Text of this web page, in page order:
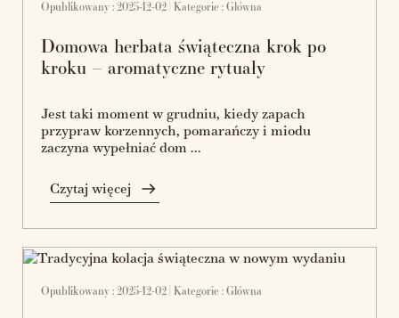
Domowa herbata świąteczna krok po
kroku – aromatyczne rytuały
Opublikowany : 2025-12-02 | Kategorie : Główna
Jest taki moment w grudniu, kiedy zapach
przypraw korzennych, pomarańczy i miodu
zaczyna wypełniać dom ...
Czytaj więcej
Opublikowany : 2025-12-02 | Kategorie : Główna